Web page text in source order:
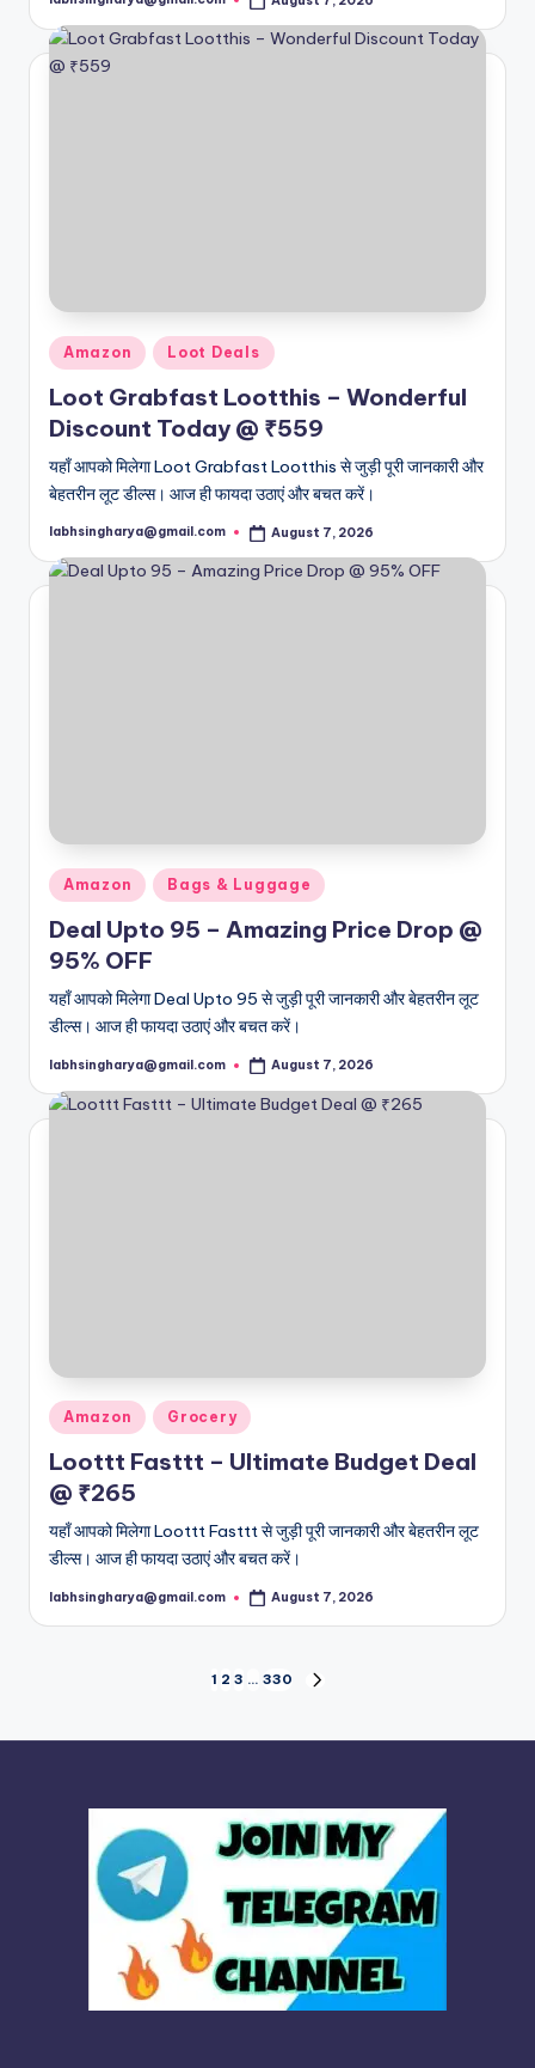
Posted
Posted
in
Amazon Loot Deals
Loot Grabfast Lootthis – Wonderful
Discount Today @ ₹559
यहाँ आपको मिलेगा Loot Grabfast Lootthis से जुड़ी पूरी जानकारी और
बेहतरीन लूट डील्स। आज ही फायदा उठाएं और बचत करें।
Posted
labhsingharya@gmail.com August 7, 2026
Posted
in
Amazon Bags & Luggage
Deal Upto 95 – Amazing Price Drop @
95% OFF
यहाँ आपको मिलेगा Deal Upto 95 से जुड़ी पूरी जानकारी और बेहतरीन लूट
डील्स। आज ही फायदा उठाएं और बचत करें।
Posted
labhsingharya@gmail.com August 7, 2026
Posted
in
Amazon Grocery
Loottt Fasttt – Ultimate Budget Deal
@ ₹265
यहाँ आपको मिलेगा Loottt Fasttt से जुड़ी पूरी जानकारी और बेहतरीन लूट
डील्स। आज ही फायदा उठाएं और बचत करें।
Posted
labhsingharya@gmail.com August 7, 2026
pagination
1 2 3 … 330